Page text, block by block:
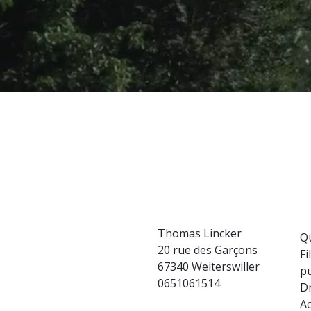
Thomas Lincker
20 rue des Garçons
67340 Weiterswiller
0651061514